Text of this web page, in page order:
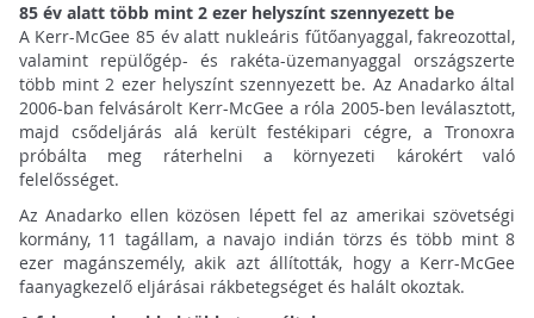
85 év alatt több mint 2 ezer helyszínt szennyezett be
A Kerr-McGee 85 év alatt nukleáris fűtőanyaggal, fakreozottal,
valamint repülőgép- és rakéta-üzemanyaggal országszerte
több mint 2 ezer helyszínt szennyezett be. Az Anadarko által
2006-ban felvásárolt Kerr-McGee a róla 2005-ben leválasztott,
majd csődeljárás alá került festékipari cégre, a Tronoxra
próbálta meg ráterhelni a környezeti károkért való
felelősséget.
Az Anadarko ellen közösen lépett fel az amerikai szövetségi
kormány, 11 tagállam, a navajo indián törzs és több mint 8
ezer magánszemély, akik azt állították, hogy a Kerr-McGee
faanyagkezelő eljárásai rákbetegséget és halált okoztak.